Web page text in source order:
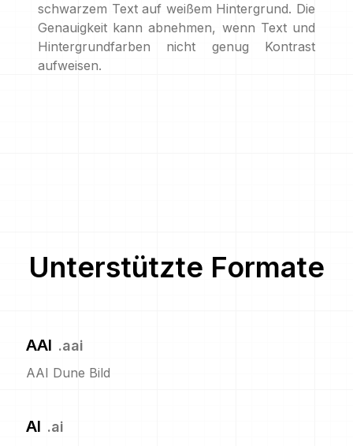
schwarzem Text auf weißem Hintergrund. Die
Genauigkeit kann abnehmen, wenn Text und
Hintergrundfarben nicht genug Kontrast
aufweisen.
Unterstützte Formate
AAI .aai
AAI Dune Bild
AI .ai